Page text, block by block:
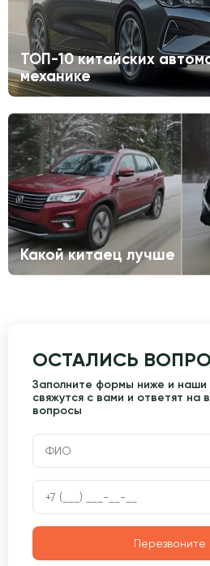
ТОП-10 китайских
механике
Какой китаец лучше
ОСТАЛИСЬ
Заполните формы ниже и наши
свяжутся с вами и ответят
вопросы
Перезвоните